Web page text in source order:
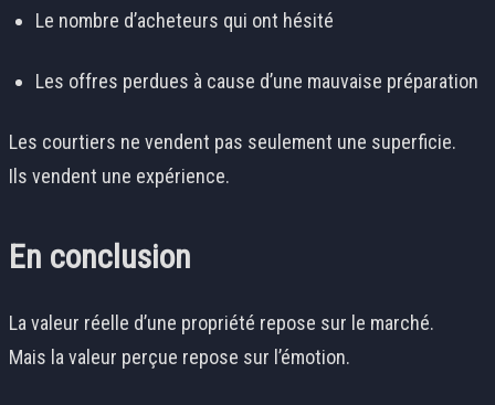
Le nombre d’acheteurs qui ont hésité
Les offres perdues à cause d’une mauvaise préparation
Les courtiers ne vendent pas seulement une superficie.
Ils vendent une expérience.
En conclusion
La valeur réelle d’une propriété repose sur le marché.
Mais la valeur perçue repose sur l’émotion.